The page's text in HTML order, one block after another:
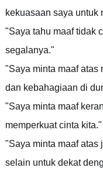
kekuasaan saya untuk
"Saya tahu maaf tidak
segalanya."
"Saya minta maaf atas
dan kebahagiaan di
"Saya minta maaf
memperkuat cinta kita."
"Saya minta maaf atas
selain untuk dekat